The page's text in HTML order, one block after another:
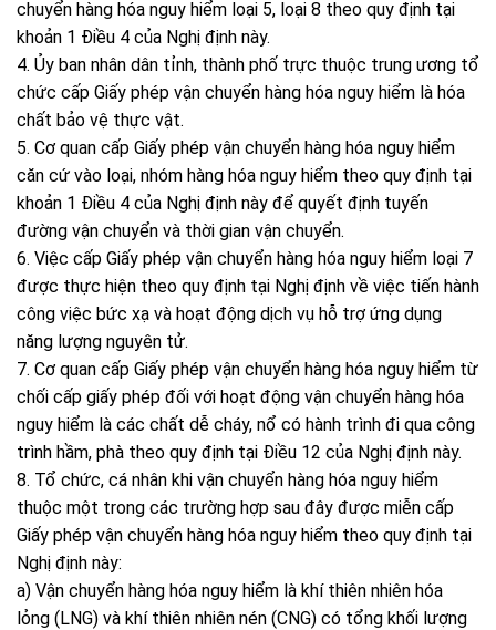
chuyển hàng hóa nguy hiểm loại 5, loại 8 theo quy định tại
khoản 1 Điều 4 của Nghị định này.
4. Ủy ban nhân dân tỉnh, thành phố trực thuộc trung ương tổ
chức cấp Giấy phép vận chuyển hàng hóa nguy hiểm là hóa
chất bảo vệ thực vật.
5. Cơ quan cấp Giấy phép vận chuyển hàng hóa nguy hiểm
căn cứ vào loại, nhóm hàng hóa nguy hiểm theo quy định tại
khoản 1 Điều 4 của Nghị định này để quyết định tuyến
đường vận chuyển và thời gian vận chuyển.
6. Việc cấp Giấy phép vận chuyển hàng hóa nguy hiểm loại 7
được thực hiện theo quy định tại Nghị định về việc tiến hành
công việc bức xạ và hoạt động dịch vụ hỗ trợ ứng dụng
năng lượng nguyên tử.
7. Cơ quan cấp Giấy phép vận chuyển hàng hóa nguy hiểm từ
chối cấp giấy phép đối với hoạt động vận chuyển hàng hóa
nguy hiểm là các chất dễ cháy, nổ có hành trình đi qua công
trình hầm, phà theo quy định tại Điều 12 của Nghị định này.
8. Tổ chức, cá nhân khi vận chuyển hàng hóa nguy hiểm
thuộc một trong các trường hợp sau đây được miễn cấp
Giấy phép vận chuyển hàng hóa nguy hiểm theo quy định tại
Nghị định này:
a) Vận chuyển hàng hóa nguy hiểm là khí thiên nhiên hóa
lỏng (LNG) và khí thiên nhiên nén (CNG) có tổng khối lượng